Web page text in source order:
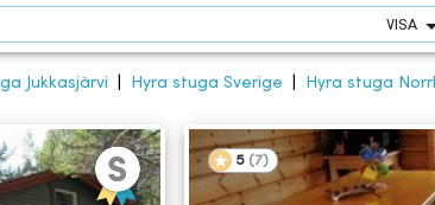
VISA
Jukkasjärvi Hyra stuga Sverige Hyra stuga
5 (7)